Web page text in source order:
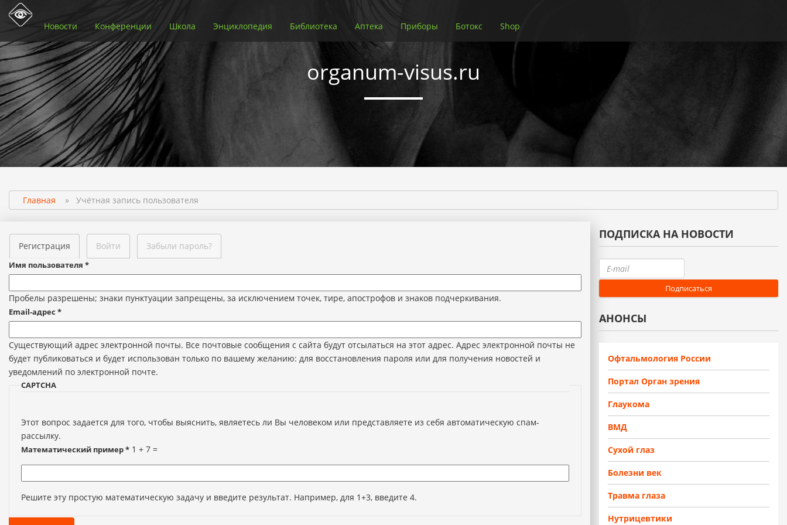
organum-visus.ru
Новости Конференции Школа Энциклопедия Библиотека Аптека Приборы Ботокс Shop
Главная » Учётная запись пользователя
Регистрация Войти Забыли пароль?
Имя пользователя *
Пробелы разрешены; знаки пунктуации запрещены, за исключением точек, тире, апострофов и знаков подчеркивания.
Email-адрес *
Существующий адрес электронной почты. Все почтовые сообщения с сайта будут отсылаться на этот адрес. Адрес электронной почты не
будет публиковаться и будет использован только по вашему желанию: для восстановления пароля или для получения новостей и
уведомлений по электронной почте.
CAPTCHA
Этот вопрос задается для того, чтобы выяснить, являетесь ли Вы человеком или представляете из себя автоматическую спам-
рассылку.
Математический пример* 1 + 7 =
Решите эту простую математическую задачу и введите результат. Например, для 1+3, введите 4.
ПОДПИСКА НА НОВОСТИ
АНОНСЫ
Офтальмология России
Портал Орган зрения
Глаукома
ВМД
Сухой глаз
Болезни век
Травма глаза
Нутрицевтики